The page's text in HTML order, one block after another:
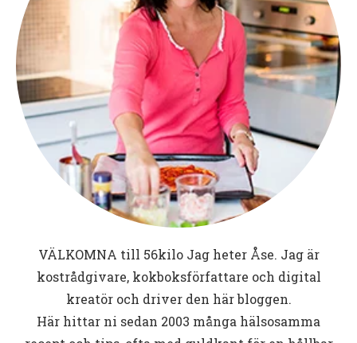
VÄLKOMNA till 56kiloJag heter Åse. Jag är
kostrådgivare, kokboksförfattare och digital
kreatör och driver den här bloggen.
Här hittar ni sedan 2003 många hälsosamma